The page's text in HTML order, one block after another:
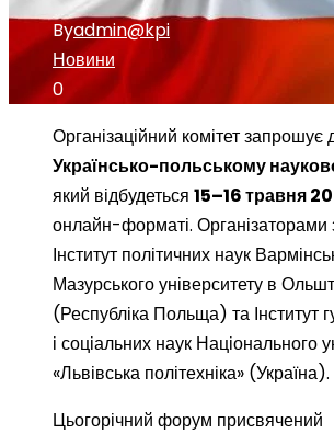
Byadmin@kpi
Новини
0
Організаційний комітет запрошує
Українсько-польському
який відбудеться 15–16 травня
онлайн-форматі. Організаторами
Інститут політичних наук
Мазурського університету в
(Республіка Польща) та Інститут
і соціальних наук Національного
«Львівська політехніка» (Україна).
Цьогорічний форум присвячений